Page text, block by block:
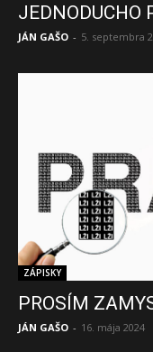
JEDNODUCHO
JÁN GAŠO - 5. septembra
ZÁPISKY
PROSÍM
JÁN GAŠO - 16. mája 2024